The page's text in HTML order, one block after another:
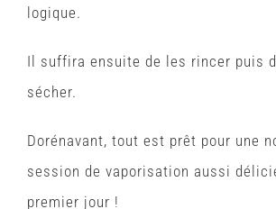
logique.
Il suffira ensuite de les rincer puis
sécher.
Dorénavant, tout est prêt pour une
session de vaporisation aussi
premier jour !